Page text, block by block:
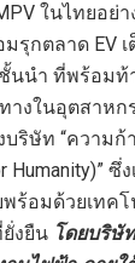
ในไทยอย่
รุกตลาด EV
นนำ ที่พร้อมท้
างในอุตสาหก
ริษัท “ความก้
อมด้วยเทคโ
งยืน โดยบริษั